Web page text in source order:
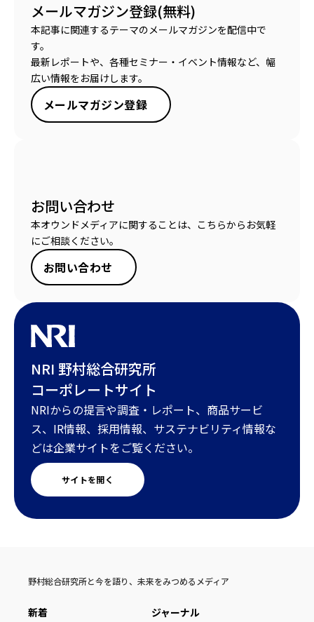
メールマガジン登録(無料)
本記事に関連するテーマのメールマガジンを配信中で
す。
最新レポートや、各種セミナー・イベント情報など、幅
広い情報をお届けします。
メールマガジン登録
お問い合わせ
本オウンドメディアに関することは、こちらからお気軽
にご相談ください。
お問い合わせ
NRI 野村総合研究所
コーポレートサイト
NRIからの提言や調査・レポート、商品サービ
ス、IR情報、採用情報、サステナビリティ情報な
どは企業サイトをご覧ください。
サイトを開く
野村総合研究所と今を語り、未来をみつめるメディア
新着 ジャーナル